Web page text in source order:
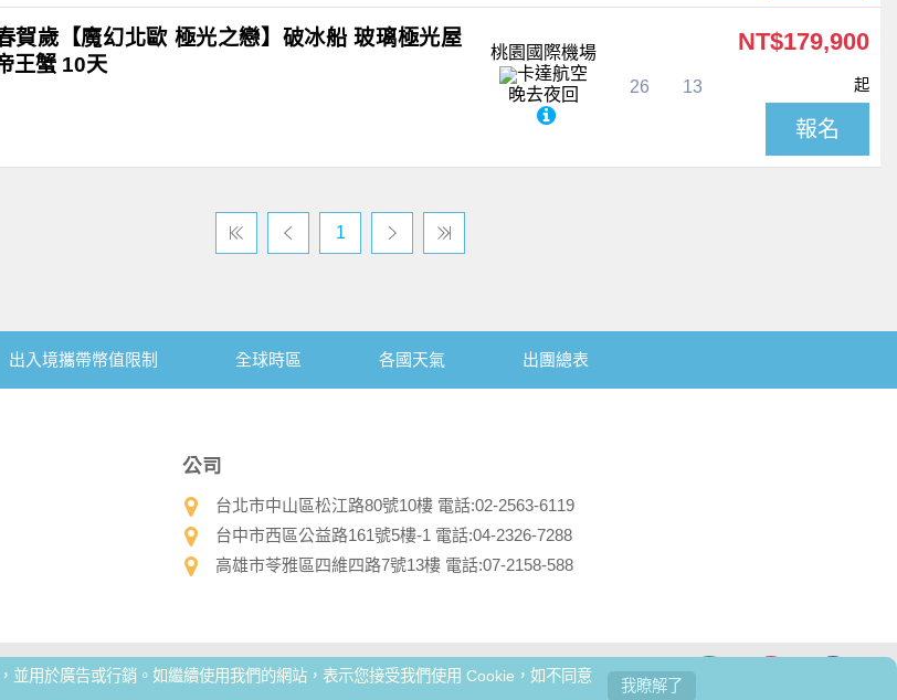
並用於廣告或行銷。如繼續使用我們的網站，表示您接受我們使用 Cookie，如不同意
我瞭解了
賀歲【魔幻北歐 極光之戀】破冰船 玻璃極光屋
王蟹 10天
桃園國際機場
卡達航空
晚去夜回
26 13
NT$179,900
起
報名
1
出入境攜帶幣值限制 全球時區 各國天氣 出團總表
公司
台北市中山區松江路80號10樓 電話:02-2563-6119
台中市西區公益路161號5樓-1 電話:04-2326-7288
高雄市苓雅區四維四路7號13樓 電話:07-2158-588
：綜合旅行社 │ 觀光局證號：交觀綜2175 │ 品保證號：品保北1605